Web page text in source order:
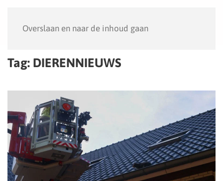
Overslaan en naar de inhoud gaan
Tag: DIERENNIEUWS